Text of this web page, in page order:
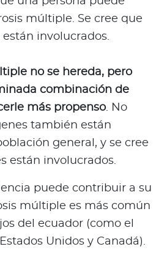
múltiple. Se cree que
involucrados.
no se hereda, pero
combinación de
más propenso. No
también están
general, y se cree
están involucrados.
puede contribuir a su
múltiple es más común
del ecuador (como el
Unidos y Canadá).